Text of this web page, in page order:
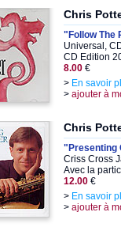
Chris
"Follow The
Universal,
CD Edition
8.00 €
> En savoir
> ajouter à
Chris
"Presenting
Criss Cross
Avec la
12.00 €
> En savoir
> ajouter à